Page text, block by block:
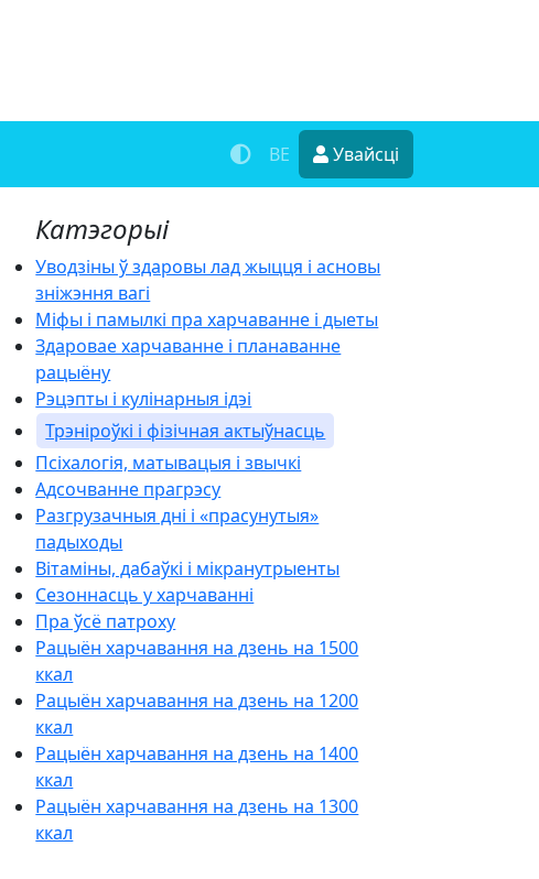
BE Увайсці
Катэгорыі
Уводзіны ў здаровы лад жыцця і асновы
зніжэння вагі
Міфы і памылкі пра харчаванне і дыеты
Здаровае харчаванне і планаванне
рацыёну
Рэцэпты і кулінарныя ідэі
Трэніроўкі і фізічная актыўнасць
Псіхалогія, матывацыя і звычкі
Адсочванне прагрэсу
Разгрузачныя дні і «прасунутыя»
падыходы
Вітаміны, дабаўкі і мікранутрыенты
Сезоннасць у харчаванні
Пра ўсё патроху
Рацыён харчавання на дзень на 1500
ккал
Рацыён харчавання на дзень на 1200
ккал
Рацыён харчавання на дзень на 1400
ккал
Рацыён харчавання на дзень на 1300
ккал